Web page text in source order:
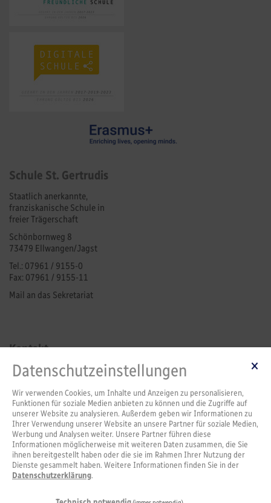
Schule St. Gertrudis
Staatlich anerkannte,
franziskanische Schule in
freier Trägerschaft
Schönbornweg 8
73479 Ellwangen/Jagst
Tel.: 07961 / 9155-0
Fax: 07961 / 9155-11
Mail an das Sekretariat
Kontakt
Leitung
Sekretariat
Schulverwaltungsassistenz
Pforte
SMV
Service
FAQs
Datenschutzeinstellungen
Wir verwenden Cookies, um Inhalte und Anzeigen zu personalisieren,
Funktionen für soziale Medien anbieten zu können und die Zugriffe auf
unserer Website zu analysieren. Außerdem geben wir Informationen zu
Ihrer Verwendung unserer Website an unsere Partner für soziale Medien,
Werbung und Analysen weiter. Unsere Partner führen diese
Informationen möglicherweise mit weiteren Daten zusammen, die Sie
ihnen bereitgestellt haben oder die sie im Rahmen Ihrer Nutzung der
Dienste gesammelt haben. Weitere Informationen finden Sie in der
Datenschutzerklärung.